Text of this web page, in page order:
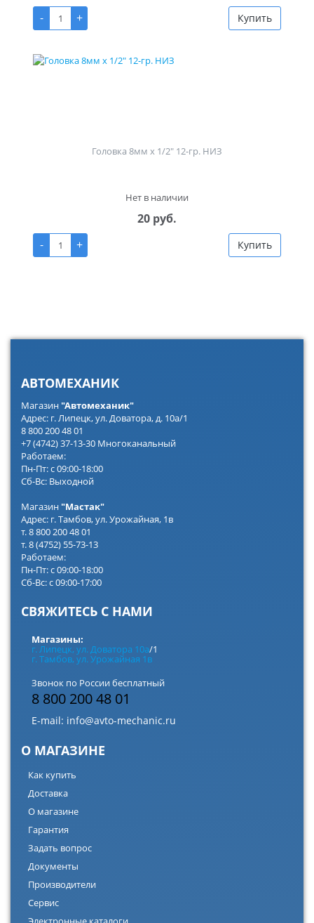
-
+ Купить
Головка 8мм х 1/2" 12-гр. НИЗ
Нет в наличии
20 руб.
-
+ Купить
АВТОМЕХАНИК
Магазин"Автомеханик"
Адрес: г. Липецк, ул. Доватора, д. 10а/1
8 800 200 48 01
+7 (4742) 37-13-30 Многоканальный
Работаем:
Пн-Пт: с 09:00-18:00
Сб-Вс: Выходной
Магазин"Мастак"
Адрес: г. Тамбов, ул. Урожайная, 1в
т. 8 800 200 48 01
т. 8 (4752) 55-73-13
Работаем:
Пн-Пт: с 09:00-18:00
Сб-Вс: с 09:00-17:00
СВЯЖИТЕСЬ С НАМИ
Магазины:
г. Липецк, ул. Доватора 10а/1
г. Тамбов, ул. Урожайная 1в
Звонок по России бесплатный
8 800 200 48 01
E-mail: info@avto-mechanic.ru
О МАГАЗИНЕ
Как купить
Доставка
О магазине
Гарантия
Задать вопрос
Документы
Производители
Сервис